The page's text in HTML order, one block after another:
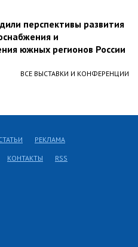
перспективы развития
и
южных регионов России
ВСЕ ВЫСТАВКИ И КОНФЕРЕНЦИИ
РЕКЛАМА
КОНТАКТЫ RSS